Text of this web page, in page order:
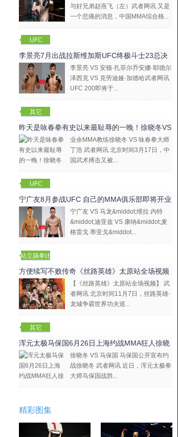
与好兄弟赵燕飞（左）武者网讯 又是
一个悲痛的消息，中国MMA综合格...
UFC
李景亮7月出战拉斯维加斯UFC终极斗士23总决
李景亮 VS 安顿·扎菲尔乔安娜·耶德尔
泽西克 VS 克劳迪娅·加德哈武者网讯
UFC 200即将于...
其它
昨天是咏春拳有史以来最耻辱的一晚！徐晓冬VS
咏春拳大师
业余MMA教练徐晓冬 VS 咏春拳大师
丁浩 武者网讯 北京时间3月17日，中
国武术搏击又被...
UFC
宁广友8月参战UFC 自己的MMA俱乐部即将开业
宁广友 VS 马龙&middot;维拉 内特
&middot;迪亚兹 VS 康纳&middot;麦
格雷戈 蒂亚戈&middot...
站立踢拳比
赛视频
方便续写不败传奇《丝路英雄》太原站全场视频
【《丝路英雄》太原站全场视频】 武
者网讯 北京时间11月7日，丝路英雄·
龙城争霸世界功夫巡...
其它
浑元太极马保国6月26日上海约战MMA狂人徐晓
冬
徐晓冬 VS 马保国 马保国公开宣布约
战徐晓冬 武者网讯 近日，浑元太极拳
大师马保国战胜...
精彩图集